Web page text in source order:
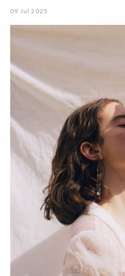
09 Jul 2025